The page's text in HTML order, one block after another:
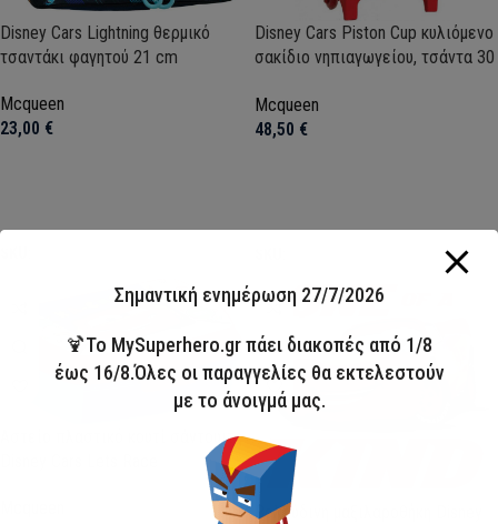
Disney Cars Lightning θερμικό
τσαντάκι φαγητού 21 cm
Mcqueen
23,00 €
Disney Cars Piston Cup κυλιόμενο
σακίδιο νηπιαγωγείου, τσάντα 30
Mcqueen
48,50 €
Αστείο πλαστικό κουτί σάντουιτς
Βελούδινη μαξιλαροθήκη Disney
Σημαντική ενημέρωση 27/7/2026
🍹Το MySuperhero.gr πάει διακοπές από 1/8
έως 16/8.Όλες οι παραγγελίες θα εκτελεστούν
με το άνοιγμά μας.